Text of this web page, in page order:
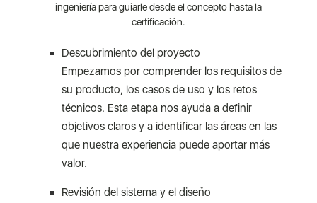
ingeniería para guiarle desde el concepto hasta la
certificación.
Descubrimiento del proyecto
Empezamos por comprender los requisitos de
su producto, los casos de uso y los retos
técnicos. Esta etapa nos ayuda a definir
objetivos claros y a identificar las áreas en las
que nuestra experiencia puede aportar más
valor.
Revisión del sistema y el diseño